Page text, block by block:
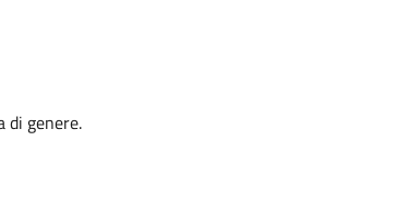
di genere.